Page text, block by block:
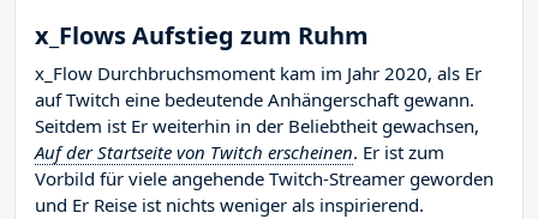
x_Flows Aufstieg zum Ruhm
x_Flow Durchbruchsmoment kam im Jahr 2020, als Er
auf Twitch eine bedeutende Anhängerschaft gewann.
Seitdem ist Er weiterhin in der Beliebtheit gewachsen,
Auf der Startseite von Twitch erscheinen. Er ist zum
Vorbild für viele angehende Twitch-Streamer geworden
und Er Reise ist nichts weniger als inspirierend.